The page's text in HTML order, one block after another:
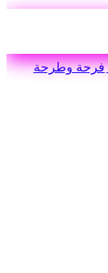
فرحة وطرحة